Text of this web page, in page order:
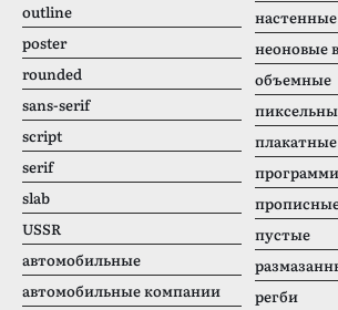
outline
poster
rounded
sans-serif
script
serif
slab
USSR
автомобильные
автомобильные компании
настенные
неоновые
объемные
плакатные
пустые
регби